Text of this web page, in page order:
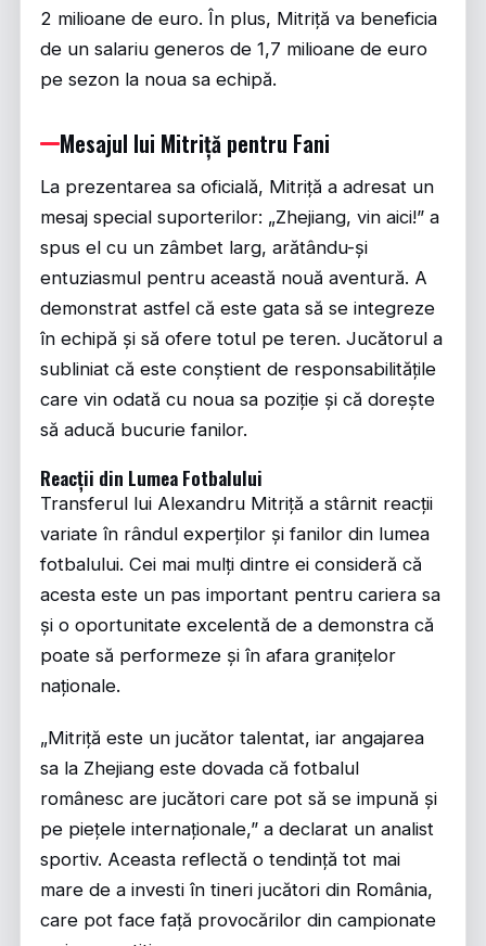
2 milioane de euro. În plus, Mitriță va beneficia
de un salariu generos de 1,7 milioane de euro
pe sezon la noua sa echipă.
Mesajul lui Mitriță pentru Fani
La prezentarea sa oficială, Mitriță a adresat un
mesaj special suporterilor: „Zhejiang, vin aici!” a
spus el cu un zâmbet larg, arătându-și
entuziasmul pentru această nouă aventură. A
demonstrat astfel că este gata să se integreze
în echipă și să ofere totul pe teren. Jucătorul a
subliniat că este conștient de responsabilitățile
care vin odată cu noua sa poziție și că dorește
să aducă bucurie fanilor.
Reacții din Lumea Fotbalului
Transferul lui Alexandru Mitriță a stârnit reacții
variate în rândul experților și fanilor din lumea
fotbalului. Cei mai mulți dintre ei consideră că
acesta este un pas important pentru cariera sa
și o oportunitate excelentă de a demonstra că
poate să performeze și în afara granițelor
naționale.
„Mitriță este un jucător talentat, iar angajarea
sa la Zhejiang este dovada că fotbalul
românesc are jucători care pot să se impună și
pe piețele internaționale,” a declarat un analist
sportiv. Aceasta reflectă o tendință tot mai
mare de a investi în tineri jucători din România,
care pot face față provocărilor din campionate